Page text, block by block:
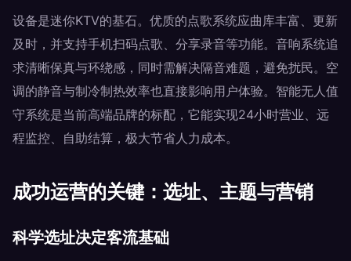
设备是迷你KTV的基石。优质的点歌系统应曲库丰富、更新
及时，并支持手机扫码点歌、分享录音等功能。音响系统追
求清晰保真与环绕感，同时需解决隔音难题，避免扰民。空
调的静音与制冷制热效率也直接影响用户体验。智能无人值
守系统是当前高端品牌的标配，它能实现24小时营业、远
程监控、自助结算，极大节省人力成本。
成功运营的关键：选址、主题与营销
科学选址决定客流基础